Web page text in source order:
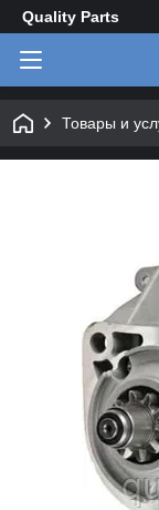
Quality Parts
Товары и